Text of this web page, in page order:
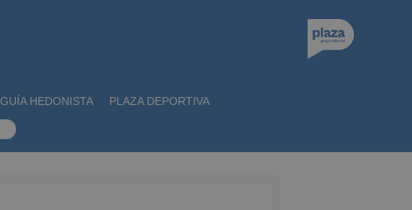
GUÍA HEDONISTA PLAZA DEPORTIVA